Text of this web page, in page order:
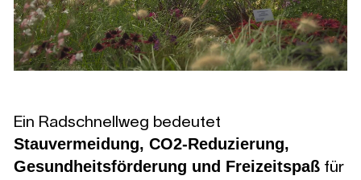
Ein Radschnellweg bedeutet
Stauvermeidung, CO2-Reduzierung,
Gesundheitsförderung und Freizeitspaß für